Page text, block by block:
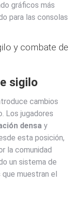
gráficos más
para las consolas
y combate de
sigilo
cambios
Los jugadores
densa y
esta posición,
la comunidad
un sistema de
que muestran el